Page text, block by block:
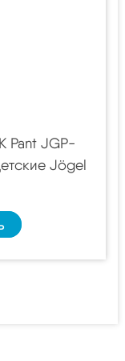
Pant JGP-
Jögel